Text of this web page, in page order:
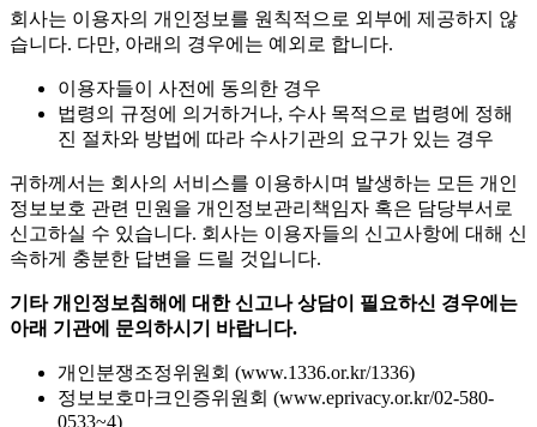
개인정보 제공
습니다. 다만, 아래의 경우에는 예외로 합니다.
이용자들이 사전에 동의한 경우
진 절차와 방법에 따라 수사기관의 요구가 있는 경우
귀하께서는 회사의 서비스를 이용하시며 발생하는 모든 개인
정보보호 관련 민원을 개인정보관리책임자 혹은 담당부서로
신고하실 수 있습니다. 회사는 이용자들의 신고사항에 대해 신
속하게 충분한 답변을 드릴 것입니다.
아래 기관에 문의하시기 바랍니다.